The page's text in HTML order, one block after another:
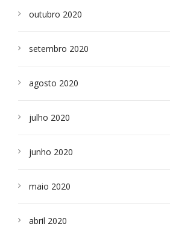
outubro 2020
setembro 2020
agosto 2020
julho 2020
junho 2020
maio 2020
abril 2020